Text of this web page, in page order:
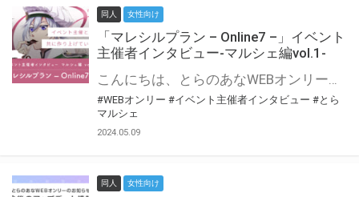
同人 女性向け
「マレシルプラン – Online7 –」イベント
主催者インタビュー-マルシェ編vol.1-
こんにちは、とらのあなWEBオンリー運営スタッフです。 新たにお届けする、イベント主催者インタビュー-マルシェ編-は、 とらのあなWEBオンリー「マルシェ」をご利用した主催様に 「マルシェ」を使って開催した感想や心がけをお聞きする企画です。 今回は、WEBオンリー開催7回目迎えた「マレシルプラン – Online7 –」より、 主催の玉川うた様にお話を伺いました。 ▼マレシルプランのインタビュー前回記事 「イベント主催者インタビュー vol.6」はこちら 協力：玉川うた様（マレシルプラン実行委員会 代表）／イベント公式Twitter（@mallesil_plan） とらのあなWEBオンリー「マルシェ」とは？ WEBオンリーでリアルタイムでコミュニケーションがとれるオンライン会場です。
#WEBオンリー #イベント主催者インタビュー #とら
マルシェ
2024.05.09
同人 女性向け